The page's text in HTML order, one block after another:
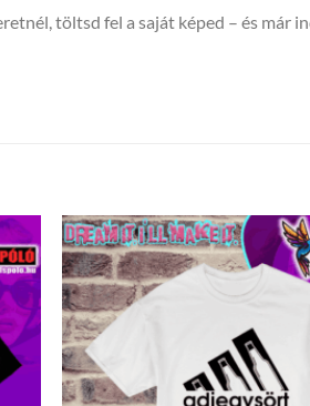
töltsd fel a saját képed – és már